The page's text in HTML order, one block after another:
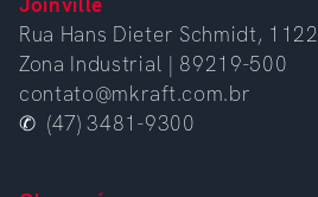
Rua Hans Dieter Schmidt, 1122
Zona Industrial | 89219-500
contato@mkraft.com.br
✆ (47) 3481-9300